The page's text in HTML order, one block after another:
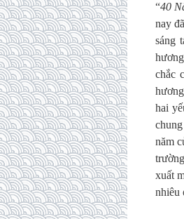
“40
nay
sáng
chắc
hai
năm
xuất
nhiêu